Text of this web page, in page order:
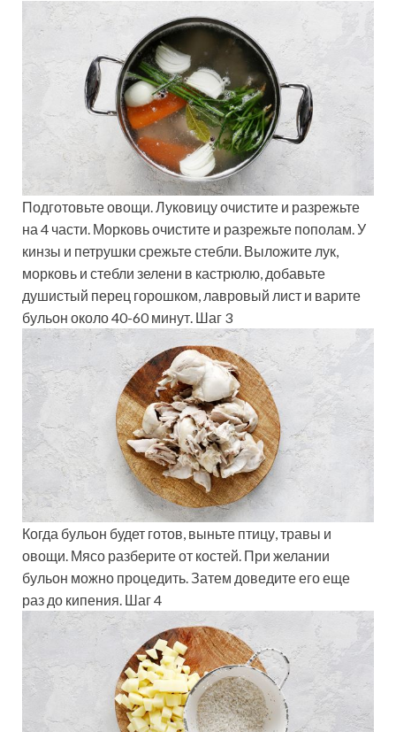
Подготовьте овощи. Луковицу очистите и разрежьте
на 4 части. Морковь очистите и разрежьте пополам. У
кинзы и петрушки срежьте стебли. Выложите лук,
морковь и стебли зелени в кастрюлю, добавьте
душистый перец горошком, лавровый лист и варите
бульон около 40-60 минут. Шаг 3
Когда бульон будет готов, выньте птицу, травы и
овощи. Мясо разберите от костей. При желании
бульон можно процедить. Затем доведите его еще
раз до кипения. Шаг 4